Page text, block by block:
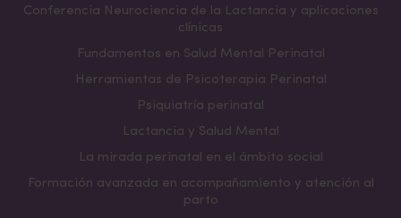
Conferencia Neurociencia de la Lactancia y aplicaciones
clínicas
Fundamentos en Salud Mental Perinatal
Herramientas de Psicoterapia Perinatal
Psiquiatría perinatal
Lactancia y Salud Mental
La mirada perinatal en el ámbito social
Formación avanzada en acompañamiento y atención al
parto